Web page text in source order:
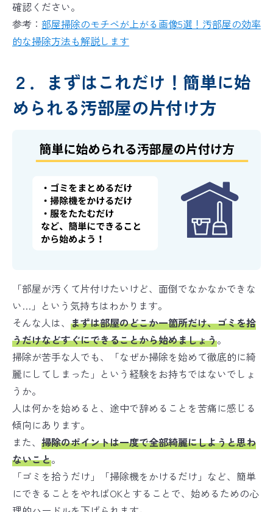
確認ください。
参考： 部屋掃除のモチベが上がる画像5選！汚部屋の効率
的な掃除方法も解説します
２．まずはこれだけ！簡単に始
められる汚部屋の片付け方
「部屋が汚くて片付けたいけど、面倒でなかなかできな
い…」という気持ちはわかります。
そんな人は、 まずは部屋のどこか一箇所だけ、ゴミを拾
うだけなどすぐにできることから始めましょう。
掃除が苦手な人でも、「なぜか掃除を始めて徹底的に綺
麗にしてしまった」という経験をお持ちではないでしょ
うか。
人は何かを始めると、途中で辞めることを苦痛に感じる
傾向にあります。
また、 掃除のポイントは一度で全部綺麗にしようと思わ
ないこと。
「ゴミを拾うだけ」「掃除機をかけるだけ」など、簡単
にできることをやればOKとすることで、始めるための心